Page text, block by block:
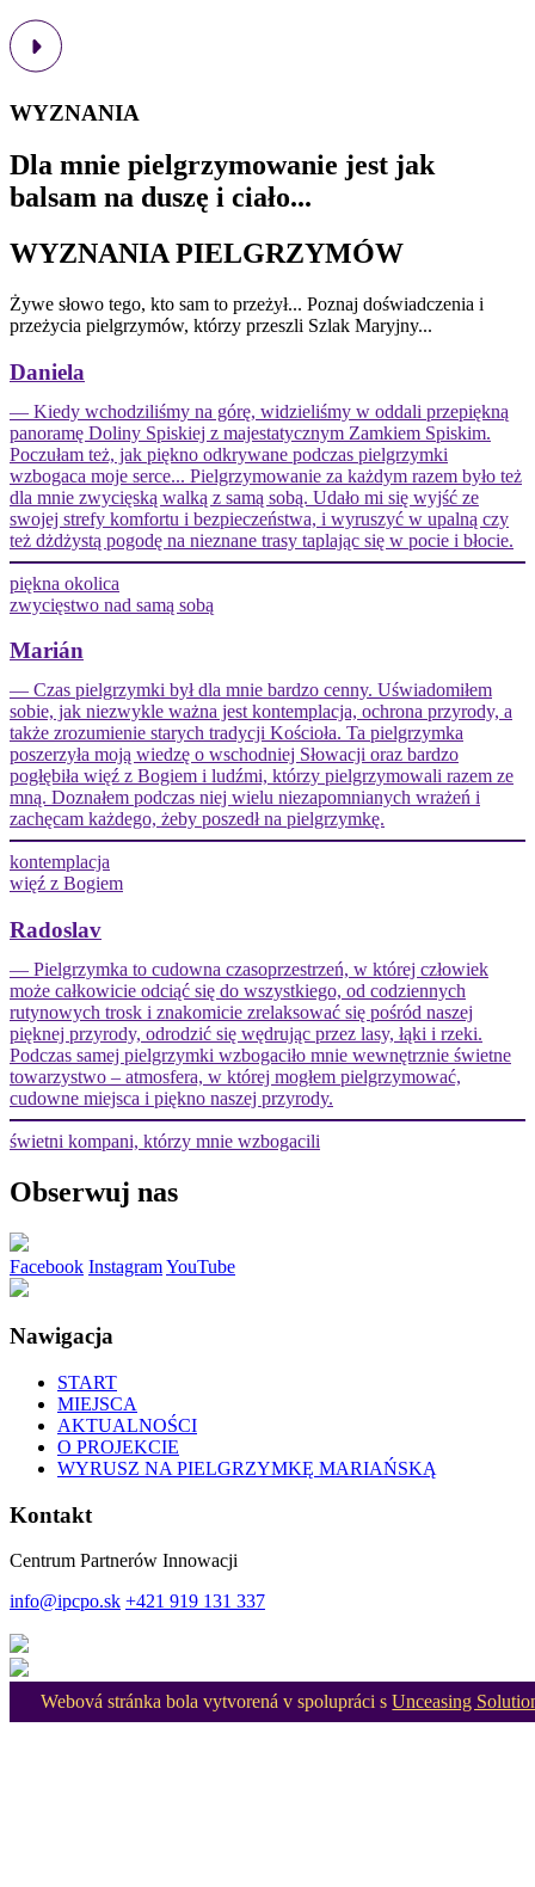
WYZNANIA
Dla mnie pielgrzymowanie jest jak
balsam na duszę i ciało...
WYZNANIA PIELGRZYMÓW
Żywe słowo tego, kto sam to przeżył... Poznaj doświadczenia i
przeżycia pielgrzymów, którzy przeszli Szlak Maryjny...
Daniela
— Kiedy wchodziliśmy na górę, widzieliśmy w oddali przepiękną
panoramę Doliny Spiskiej z majestatycznym Zamkiem Spiskim.
Poczułam też, jak piękno odkrywane podczas pielgrzymki
wzbogaca moje serce... Pielgrzymowanie za każdym razem było też
dla mnie zwycięską walką z samą sobą. Udało mi się wyjść ze
swojej strefy komfortu i bezpieczeństwa, i wyruszyć w upalną czy
też dżdżystą pogodę na nieznane trasy taplając się w pocie i błocie.
piękna okolica
zwycięstwo nad samą sobą
Marián
— Czas pielgrzymki był dla mnie bardzo cenny. Uświadomiłem
sobie, jak niezwykle ważna jest kontemplacja, ochrona przyrody, a
także zrozumienie starych tradycji Kościoła. Ta pielgrzymka
poszerzyła moją wiedzę o wschodniej Słowacji oraz bardzo
pogłębiła więź z Bogiem i ludźmi, którzy pielgrzymowali razem ze
mną. Doznałem podczas niej wielu niezapomnianych wrażeń i
zachęcam każdego, żeby poszedł na pielgrzymkę.
kontemplacja
więź z Bogiem
Radoslav
— Pielgrzymka to cudowna czasoprzestrzeń, w której człowiek
może całkowicie odciąć się do wszystkiego, od codziennych
rutynowych trosk i znakomicie zrelaksować się pośród naszej
pięknej przyrody, odrodzić się wędrując przez lasy, łąki i rzeki.
Podczas samej pielgrzymki wzbogaciło mnie wewnętrznie świetne
towarzystwo – atmosfera, w której mogłem pielgrzymować,
cudowne miejsca i piękno naszej przyrody.
świetni kompani, którzy mnie wzbogacili
Obserwuj nas
Facebook InstagramYouTube
Nawigacja
START
MIEJSCA
AKTUALNOŚCI
O PROJEKCIE
WYRUSZ NA PIELGRZYMKĘ MARIAŃSKĄ
Kontakt
Centrum Partnerów Innowacji
info@ipcpo.sk +421 919 131 337
Webová stránka bola vytvorená v spolupráci sUnceasing